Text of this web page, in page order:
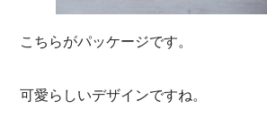
こちらがパッケージです。
可愛らしいデザインですね。